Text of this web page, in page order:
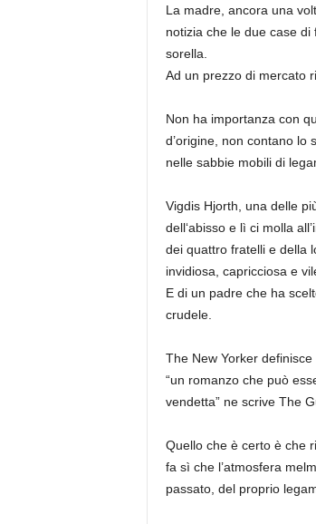
La madre, ancora una
notizia che le due case di
sorella.
Ad un prezzo di mercato
Non ha importanza con
d’origine, non contano lo
nelle sabbie mobili di
Vigdis Hjorth, una delle
dell‘abisso e lì ci molla
dei quattro fratelli e della
invidiosa, capricciosa e
E di un padre che ha
crudele.
The New Yorker definisce
“un romanzo che può
vendetta” ne scrive The
Quello che è certo è che
fa sì che l’atmosfera
passato, del proprio